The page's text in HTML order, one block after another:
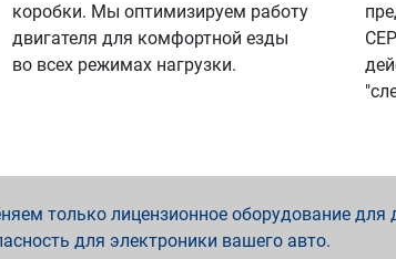
коробки. Мы оптимизируем работу
двигателя для комфортной езды
во всех режимах нагрузки.
только лицензионное оборудование для
для электроники вашего авто.